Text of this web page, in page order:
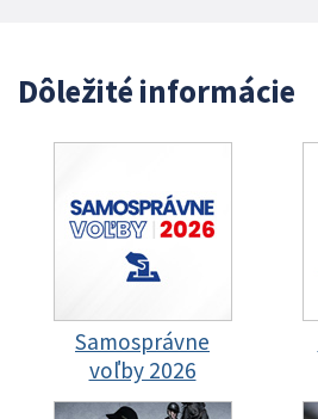
Dôležité informácie
Samosprávne
voľby 2026